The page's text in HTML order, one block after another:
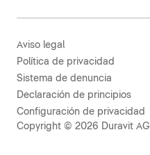
Aviso legal
Política de privacidad
Sistema de denuncia
Declaración de principios
Configuración de privacidad
Copyright © 2026 Duravit AG